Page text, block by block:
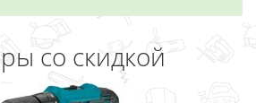
со скидкой